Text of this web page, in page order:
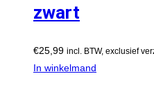
zwart
€25,99 incl. BTW, exclusief
In winkelmand